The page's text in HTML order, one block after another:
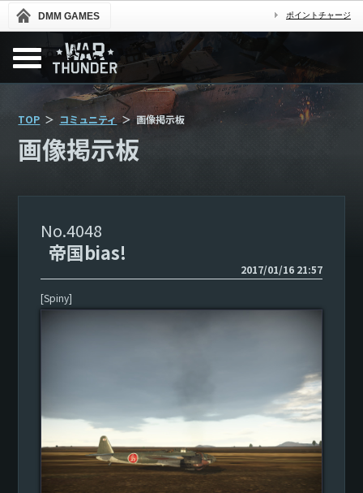
DMM GAMES ポイントチャージ
TOP コミュニティ 画像掲示板
画像掲示板
4048
帝国bias!
2017/01/16 21:57
[Spiny]